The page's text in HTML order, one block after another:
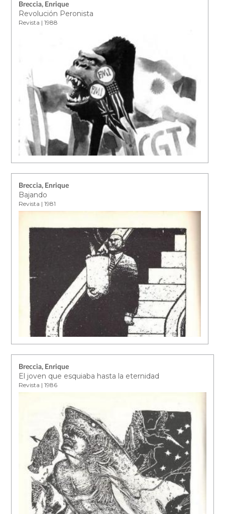
Breccia, Enrique
Revolución Peronista
Revista | 1988
Breccia, Enrique
Bajando
Revista | 1981
Breccia, Enrique
El joven que esquiaba hasta la eternidad
Revista | 1986